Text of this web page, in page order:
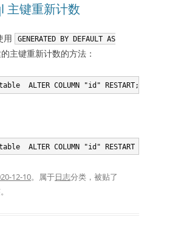
主键重新计数
用
GENERATED BY DEFAULT AS
主键重新计数的方法：
12-10。属于日志分类，被贴了